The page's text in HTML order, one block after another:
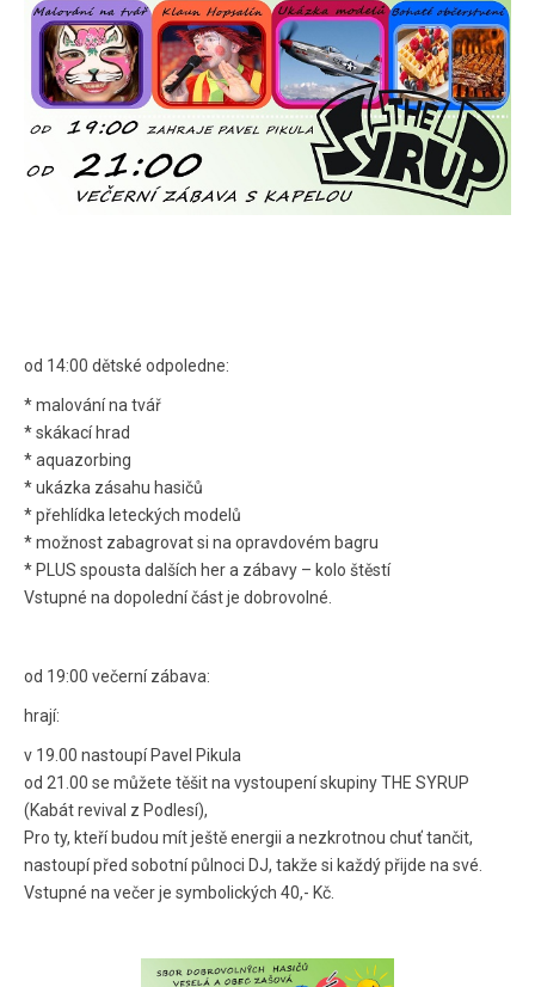
od 14:00 dětské odpoledne:
* malování na tvář
* skákací hrad
* aquazorbing
* ukázka zásahu hasičů
* přehlídka leteckých modelů
* možnost zabagrovat si na opravdovém bagru
* PLUS spousta dalších her a zábavy – kolo štěstí
Vstupné na dopolední část je dobrovolné.
od 19:00 večerní zábava:
hrají:
v 19.00 nastoupí Pavel Pikula
od 21.00 se můžete těšit na vystoupení skupiny THE SYRUP
(Kabát revival z Podlesí),
Pro ty, kteří budou mít ještě energii a nezkrotnou chuť tančit,
nastoupí před sobotní půlnoci DJ, takže si každý přijde na své.
Vstupné na večer je symbolických 40,- Kč.